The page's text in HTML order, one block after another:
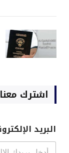
اشترك
البريد